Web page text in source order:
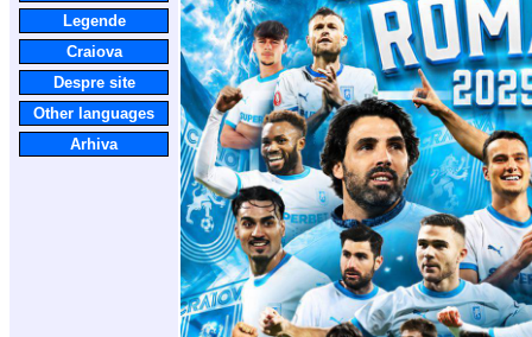
Legende
Craiova
Despre site
Other languages
Arhiva